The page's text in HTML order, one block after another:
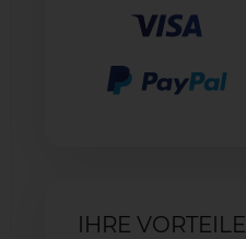
IHRE VORTEILE